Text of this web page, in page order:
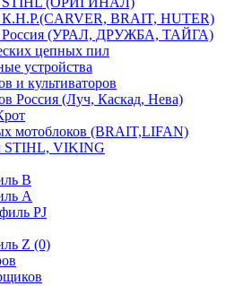
К.Н.Р.(CARVER, BRAIT, HUTER)
Россия (УРАЛ, ДРУЖБА, ТАЙГА)
цепных пил
устройства
и культиваторов
Россия (Луч, Каскад, Нева)
мотоблоков (BRAIT,LIFAN)
STIHL, VIKING
B
А
PJ
Z (0)